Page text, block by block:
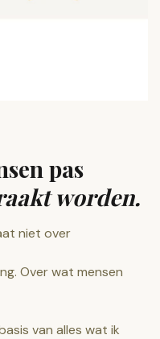
pas
worden.
niet over
Over wat mensen
van alles wat ik